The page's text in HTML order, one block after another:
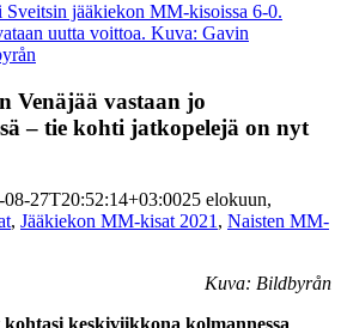
Sveitsin jääkiekon MM-kisoissa 6-0.
uutta voittoa. Kuva: Gavin
Venäjää vastaan jo
– tie kohti jatkopelejä on nyt
08-27T20:52:14+03:0025 elokuun,
, Jääkiekon MM-kisat 2021, Naisten MM-
Kuva: Bildbyrån